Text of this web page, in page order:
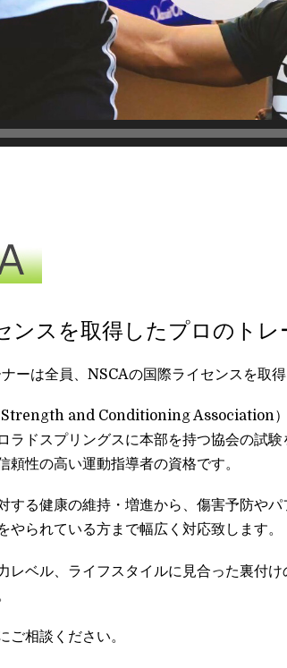
ンスを取得したプロのトレ
ーは全員、NSCAの国際ライセンスを取得
and Conditioning Association）
ラドスプリングスに本部を持つ協会の試
頼性の高い運動指導者の資格です。
する健康の維持・増進から、傷害予防やパ
やられている方まで幅広く対応致します。
レベル、ライフスタイルに見合った裏付
ご相談ください。